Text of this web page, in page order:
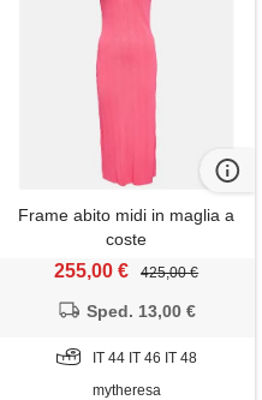
Frame abito midi in maglia a
coste
255,00 € 425,00 €
Sped. 13,00 €
IT 44 IT 46 IT 48
mytheresa